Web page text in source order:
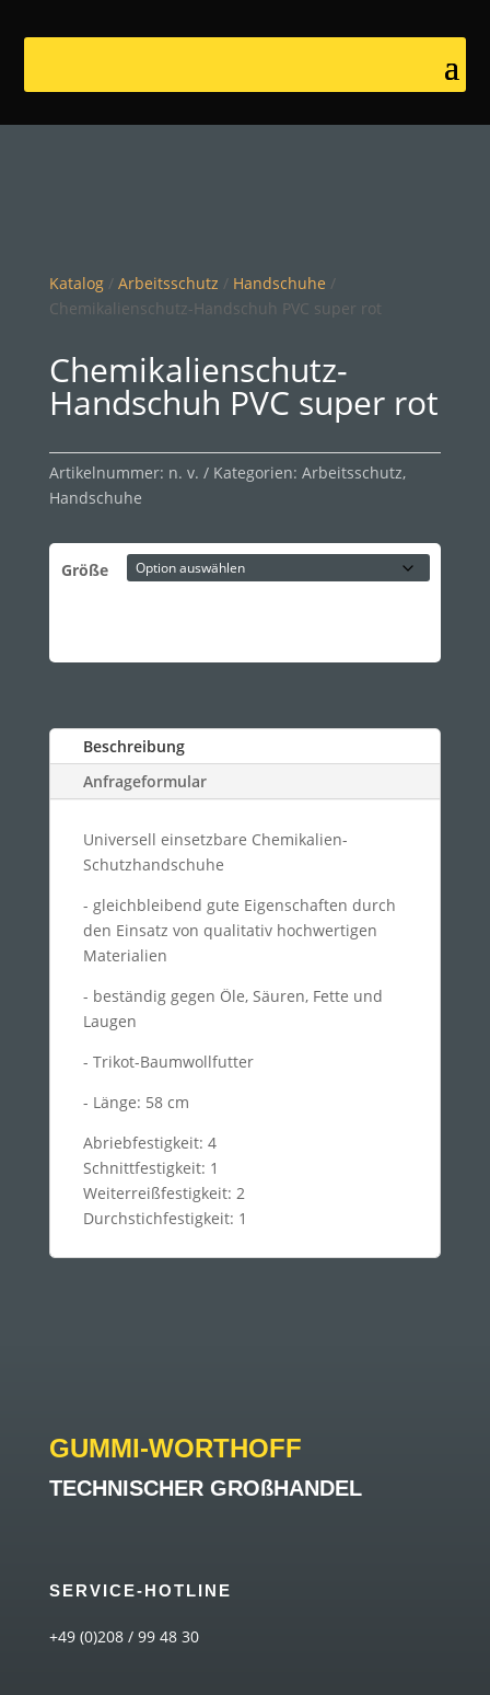
Katalog/ Arbeitsschutz / Handschuhe /
Chemikalienschutz-Handschuh PVC super rot
Chemikalienschutz-
Handschuh PVC super rot
Artikelnummer: n. v. Kategorien: Arbeitsschutz,
Handschuhe
Größe
Beschreibung
Anfrageformular
Universell einsetzbare Chemikalien-
Schutzhandschuhe
- gleichbleibend gute Eigenschaften durch
den Einsatz von qualitativ hochwertigen
Materialien
- beständig gegen Öle, Säuren, Fette und
Laugen
- Trikot-Baumwollfutter
- Länge: 58 cm
Abriebfestigkeit: 4
Schnittfestigkeit: 1
Weiterreißfestigkeit: 2
Durchstichfestigkeit: 1
GUMMI-WORTHOFF
TECHNISCHER GROßHANDEL
SERVICE-HOTLINE
+49 (0)208 / 99 48 30